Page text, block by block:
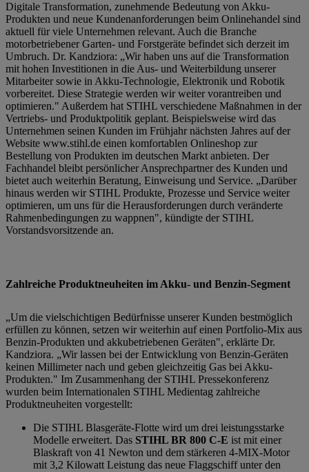
Digitale Transformation, zunehmende Bedeutung von Akku-
Produkten und neue Kundenanforderungen beim Onlinehandel sind
aktuell für viele Unternehmen relevant. Auch die Branche
motorbetriebener Garten- und Forstgeräte befindet sich derzeit im
Umbruch. Dr. Kandziora: „Wir haben uns auf die Transformation
mit hohen Investitionen in die Aus- und Weiterbildung unserer
Mitarbeiter sowie in Akku-Technologie, Elektronik und Robotik
vorbereitet. Diese Strategie werden wir weiter vorantreiben und
optimieren." Außerdem hat STIHL verschiedene Maßnahmen in der
Vertriebs- und Produktpolitik geplant. Beispielsweise wird das
Unternehmen seinen Kunden im Frühjahr nächsten Jahres auf der
Website www.stihl.de einen komfortablen Onlineshop zur
Bestellung von Produkten im deutschen Markt anbieten. Der
Fachhandel bleibt persönlicher Ansprechpartner des Kunden und
bietet auch weiterhin Beratung, Einweisung und Service. „Darüber
hinaus werden wir STIHL Produkte, Prozesse und Service weiter
optimieren, um uns für die Herausforderungen durch veränderte
Rahmenbedingungen zu wappnen", kündigte der STIHL
Vorstandsvorsitzende an.
Zahlreiche Produktneuheiten im Akku- und Benzin-Segment
„Um die vielschichtigen Bedürfnisse unserer Kunden bestmöglich
erfüllen zu können, setzen wir weiterhin auf einen Portfolio-Mix aus
Benzin-Produkten und akkubetriebenen Geräten", erklärte Dr.
Kandziora. „Wir lassen bei der Entwicklung von Benzin-Geräten
keinen Millimeter nach und geben gleichzeitig Gas bei Akku-
Produkten." Im Zusammenhang der STIHL Pressekonferenz
wurden beim Internationalen STIHL Medientag zahlreiche
Produktneuheiten vorgestellt:
Die STIHL Blasgeräte-Flotte wird um drei leistungsstarke
Modelle erweitert. Das STIHL BR 800 C-E ist mit einer
Blaskraft von 41 Newton und dem stärkeren 4-MIX-Motor
mit 3,2 Kilowatt Leistung das neue Flaggschiff unter den